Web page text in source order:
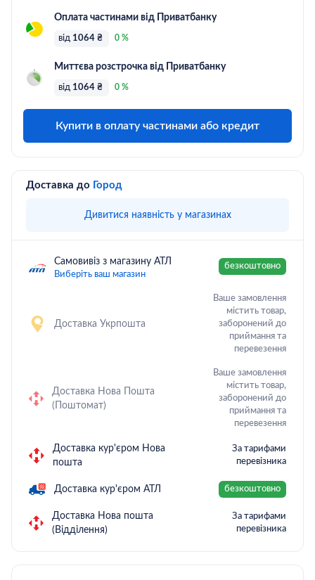
Доставка до Город
Дивитися наявність у магазинах
Самовивіз з магазину АТЛ
Виберіть ваш магазин
безкоштовно
Доставка Укрпошта
Ваше замовлення
містить товар,
заборонений до
приймання та
перевезення
Доставка Нова Пошта
(Поштомат)
Ваше замовлення
містить товар,
заборонений до
приймання та
перевезення
Доставка кур'єром Нова
пошта
За тарифами
перевізника
Доставка кур'єром АТЛ безкоштовно
Доставка Нова пошта
(Відділення)
За тарифами
перевізника
Оплата частинами від Приватбанку
від 1064 ₴ 0 %
Миттєва розстрочка від Приватбанку
від 1064 ₴ 0 %
Купити в оплату частинами або кредит